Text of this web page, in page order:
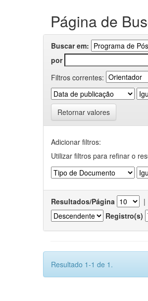
Página de
Buscar em:
por
Filtros correntes:
Retornar valores
Adicionar filtros:
Utilizar filtros para refinar o
Resultados/Página |
Registro(s)
Resultado 1-1 de 1.